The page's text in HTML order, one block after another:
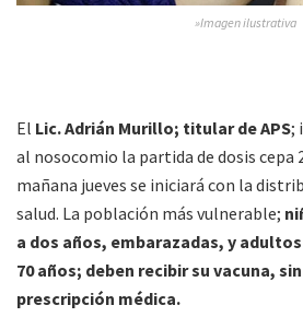
»Imagen ilustrativa
El Lic. Adrián Murillo; titular de APS;
al nosocomio la partida de dosis cepa
mañana jueves se iniciará con la
salud. La población más vulnerable;
a dos años, embarazadas, y
70 años; deben recibir su vacuna,
prescripción médica.